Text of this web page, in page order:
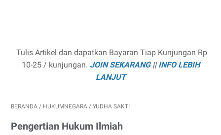
Tulis Artikel dan dapatkan Bayaran Tiap Kunjungan Rp
10-25 / kunjungan. JOIN SEKARANG||INFO LEBIH
LANJUT
BERANDA / HUKUMNEGARA / YUDHA SAKTI
Pengertian Hukum Ilmiah